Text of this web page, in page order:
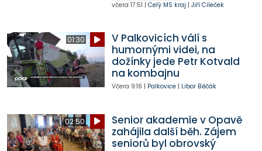
včera 17:51 | Celý MS kraj | Jiří Cileček
01:30
V Palkovicích válí s
humornými videi, na
dožínky jede Petr Kotvald
na kombajnu
Včera 9:16 | Palkovice| Libor Běčák
02:50
Senior akademie v Opavě
zahájila další běh. Zájem
seniorů byl obrovský